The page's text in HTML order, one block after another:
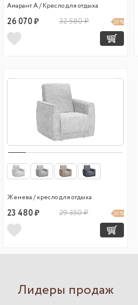
Амарант А / Кресло для отдыха
26 070 ₽ 32 580 ₽ 20 %
Женева / кресло для отдыха
23 480 ₽ 29 350 ₽ 20 %
Лидеры продаж